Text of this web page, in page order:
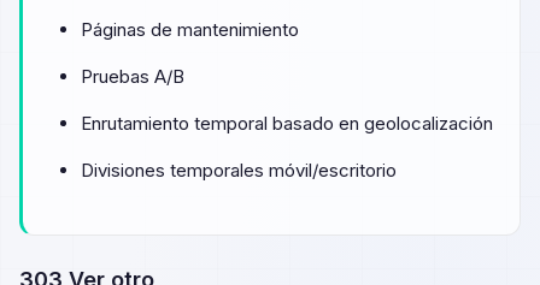
Páginas de mantenimiento
Pruebas A/B
Enrutamiento temporal basado en geolocalización
Divisiones temporales móvil/escritorio
303 Ver otro